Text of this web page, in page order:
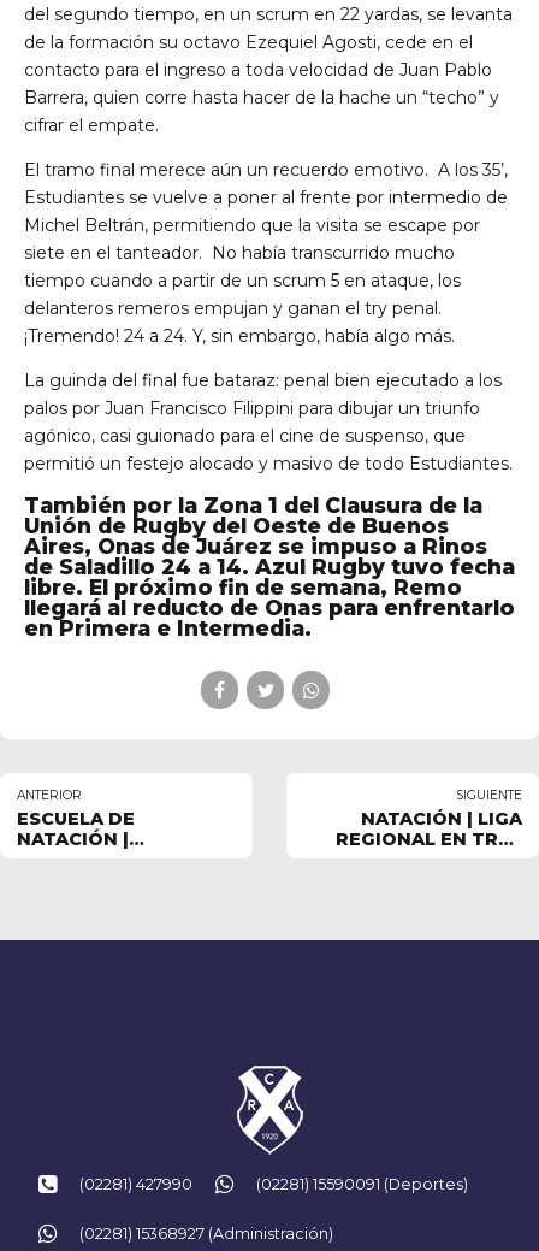
del segundo tiempo, en un scrum en 22 yardas, se levanta
de la formación su octavo Ezequiel Agosti, cede en el
contacto para el ingreso a toda velocidad de Juan Pablo
Barrera, quien corre hasta hacer de la hache un “techo” y
cifrar el empate.
El tramo final merece aún un recuerdo emotivo. A los 35’,
Estudiantes se vuelve a poner al frente por intermedio de
Michel Beltrán, permitiendo que la visita se escape por
siete en el tanteador. No había transcurrido mucho
tiempo cuando a partir de un scrum 5 en ataque, los
delanteros remeros empujan y ganan el try penal.
¡Tremendo! 24 a 24. Y, sin embargo, había algo más.
La guinda del final fue bataraz: penal bien ejecutado a los
palos por Juan Francisco Filippini para dibujar un triunfo
agónico, casi guionado para el cine de suspenso, que
permitió un festejo alocado y masivo de todo Estudiantes.
También por la Zona 1 del Clausura de la
Unión de Rugby del Oeste de Buenos
Aires, Onas de Juárez se impuso a Rinos
de Saladillo 24 a 14. Azul Rugby tuvo fecha
libre. El próximo fin de semana, Remo
llegará al reducto de Onas para enfrentarlo
en Primera e Intermedia.
ANTERIOR
ESCUELA DE
NATACIÓN |
SIGUIENTE
NATACIÓN | LIGA
REGIONAL EN TRES
(02281) 427990 (02281) 15590091 (Deportes)
(02281) 15368927 (Administración)